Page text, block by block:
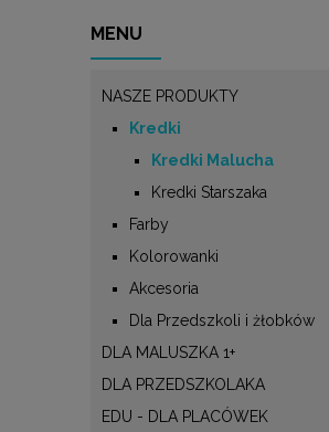
MENU
NASZE PRODUKTY
Kredki
Kredki Malucha
Kredki Starszaka
Farby
Kolorowanki
Akcesoria
Dla Przedszkoli i żłobków
DLA MALUSZKA 1+
DLA PRZEDSZKOLAKA
EDU - DLA PLACÓWEK